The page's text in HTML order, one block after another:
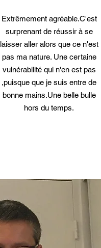
Extrêmement agréable.C'est
surprenant de réussir à se
laisser aller alors que ce n'est
pas ma nature. Une certaine
vulnérabilité qui n'en est pas
,puisque que je suis entre de
bonne mains.Une belle bulle
hors du temps.